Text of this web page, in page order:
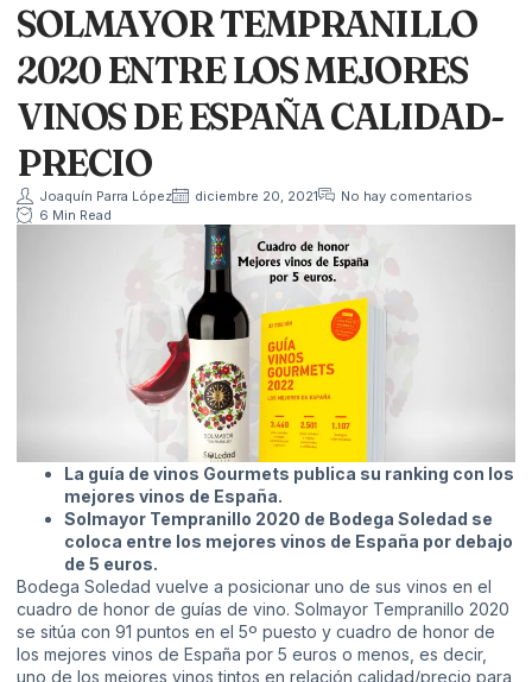
SOLMAYOR TEMPRANILLO
2020 ENTRE LOS MEJORES
VINOS DE ESPAÑA CALIDAD-
PRECIO
Joaquín Parra López diciembre 20, 2021
No hay comentarios
6 Min Read
La guía de vinos Gourmets publica su ranking con los
mejores vinos de España.
Solmayor Tempranillo 2020 de Bodega Soledad se
coloca entre los mejores vinos de España por debajo
de 5 euros.
Bodega Soledad vuelve a posicionar uno de sus vinos en el
cuadro de honor de guías de vino. Solmayor Tempranillo 2020
se sitúa con 91 puntos en el 5º puesto y cuadro de honor de
los mejores vinos de España por 5 euros o menos, es decir,
uno de los mejores vinos tintos en relación calidad/precio para